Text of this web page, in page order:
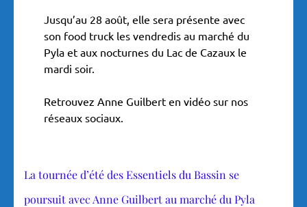
Jusqu’au 28 août, elle sera présente avec
son food truck les vendredis au marché du
Pyla et aux nocturnes du Lac de Cazaux le
mardi soir.
Retrouvez Anne Guilbert en vidéo sur nos
réseaux sociaux.
La tournée d’été des Essentiels du Bassin se
poursuit avec Anne Guilbert au marché du Pyla